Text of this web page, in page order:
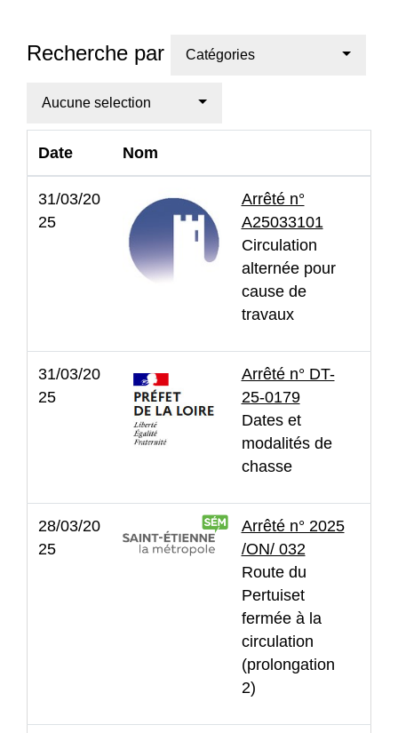
Recherche par Catégories
Aucune selection
Date Nom
31/03/20
25
Arrêté n°
A25033101
Circulation
alternée pour
cause de
travaux
31/03/20
25
Arrêté n° DT-
25-0179
Dates et
modalités de
chasse
28/03/20
25
Arrêté n° 2025
/ON/ 032
Route du
Pertuiset
fermée à la
circulation
(prolongation
2)